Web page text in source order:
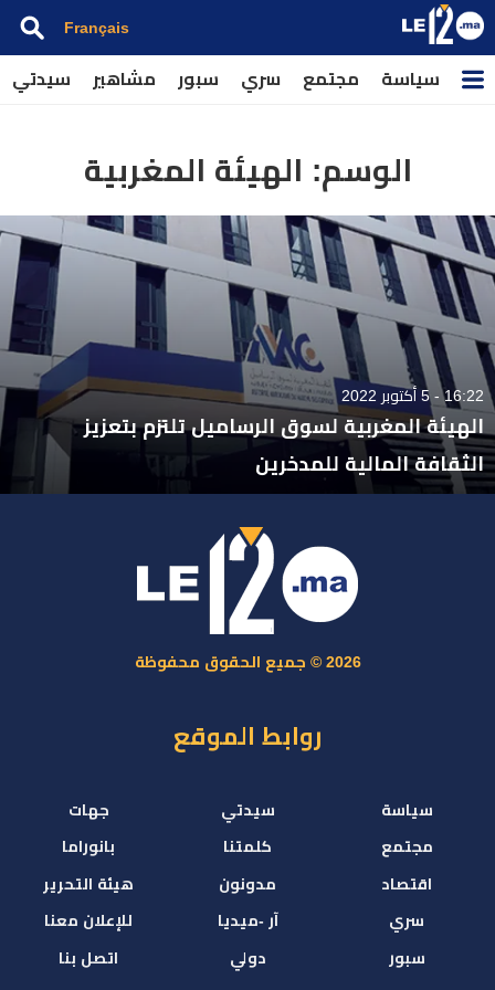
Français
سياسة مجتمع سري سبور مشاهير سيدتي
الوسم: الهيئة المغربية
16:22 - 5 أكتوبر 2022
الهيئة المغربية لسوق الرساميل تلتزم بتعزيز
الثقافة المالية للمدخرين
2026 © جميع الحقوق محفوظة
روابط الموقع
سياسة
مجتمع
اقتصاد
سري
سبور
سيدتي
كلمتنا
مدونون
آر -ميديا
دولي
جهات
بانوراما
هيئة التحرير
للإعلان معنا
اتصل بنا